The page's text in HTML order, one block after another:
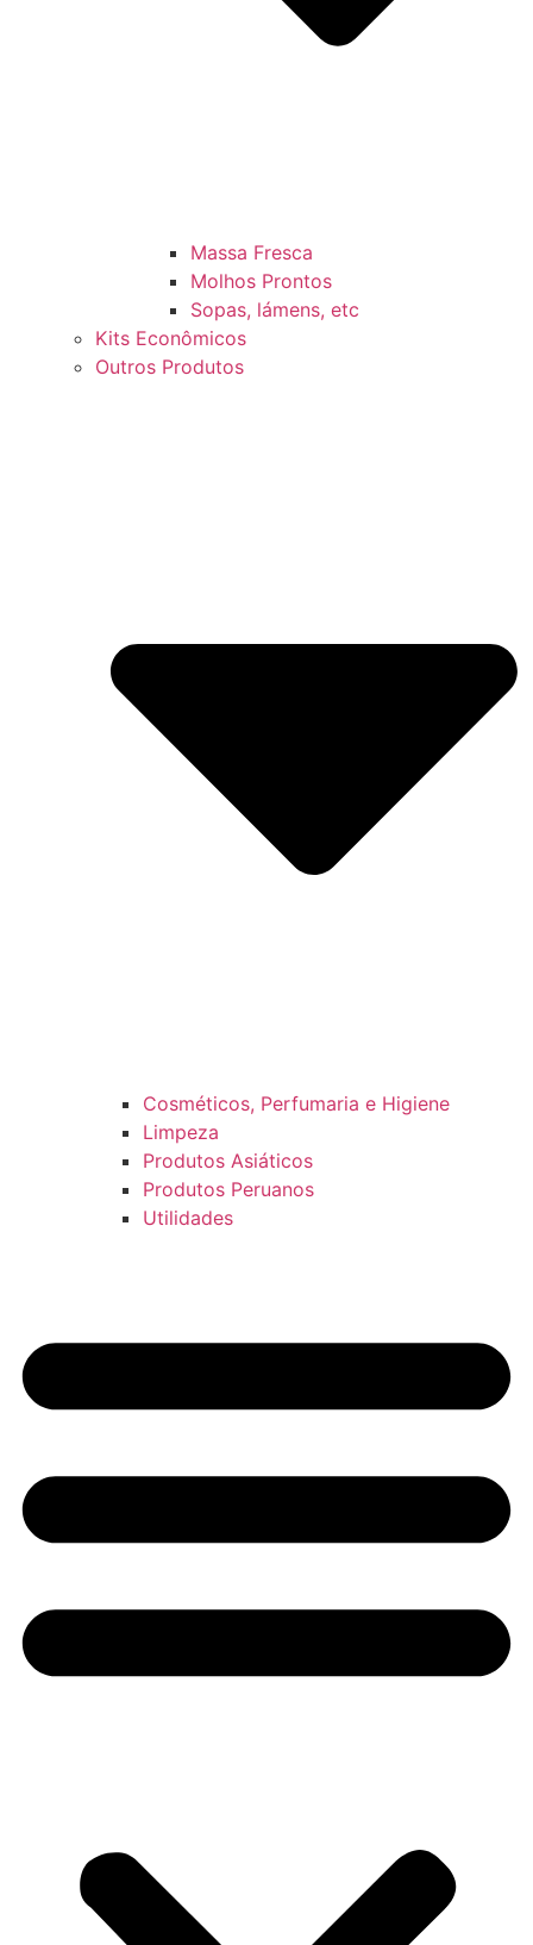
Massa Fresca
Molhos Prontos
Sopas, lámens, etc
Kits Econômicos
Outros Produtos
Cosméticos, Perfumaria e Higiene
Limpeza
Produtos Asiáticos
Produtos Peruanos
Utilidades